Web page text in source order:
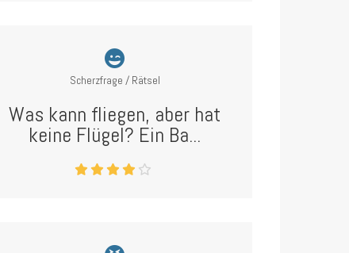
Scherzfrage / Rätsel
Was kann fliegen, aber hat
keine Flügel? Ein Ba...